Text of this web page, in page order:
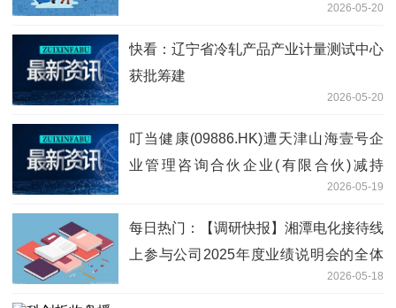
2026-05-20
快看：辽宁省冷轧产品产业计量测试中心
获批筹建
2026-05-20
叮当健康(09886.HK)遭天津山海壹号企
业管理咨询合伙企业(有限合伙)减持
2026-05-19
每日热门：【调研快报】湘潭电化接待线
上参与公司2025年度业绩说明会的全体
2026-05-18